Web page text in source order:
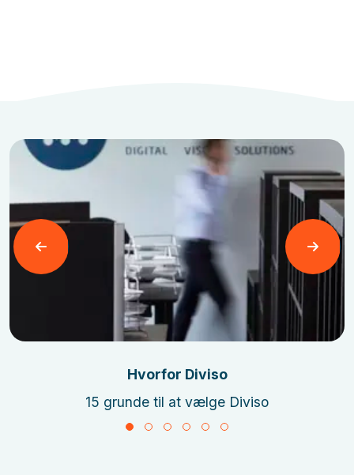
Læs mere
Hvorfor Diviso
15 grunde til at vælge Diviso